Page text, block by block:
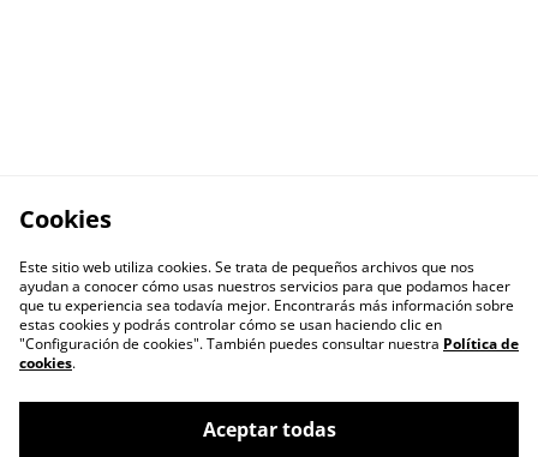
Cookies
Este sitio web utiliza cookies. Se trata de pequeños archivos que nos
ayudan a conocer cómo usas nuestros servicios para que podamos hacer
que tu experiencia sea todavía mejor. Encontrarás más información sobre
estas cookies y podrás controlar cómo se usan haciendo clic en
"Configuración de cookies". También puedes consultar nuestra Política de
cookies.
Aceptar todas